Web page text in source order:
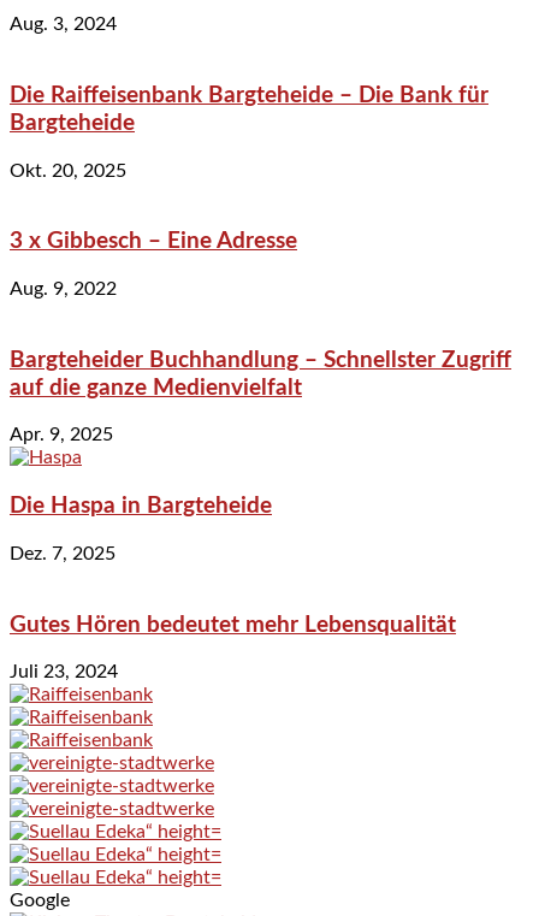
Aug. 3, 2024
Die Raiffeisenbank Bargteheide – Die Bank für
Bargteheide
Okt. 20, 2025
3 x Gibbesch – Eine Adresse
Aug. 9, 2022
Bargteheider Buchhandlung – Schnellster Zugriff
auf die ganze Medienvielfalt
Apr. 9, 2025
Die Haspa in Bargteheide
Dez. 7, 2025
Gutes Hören bedeutet mehr Lebensqualität
Juli 23, 2024
Google